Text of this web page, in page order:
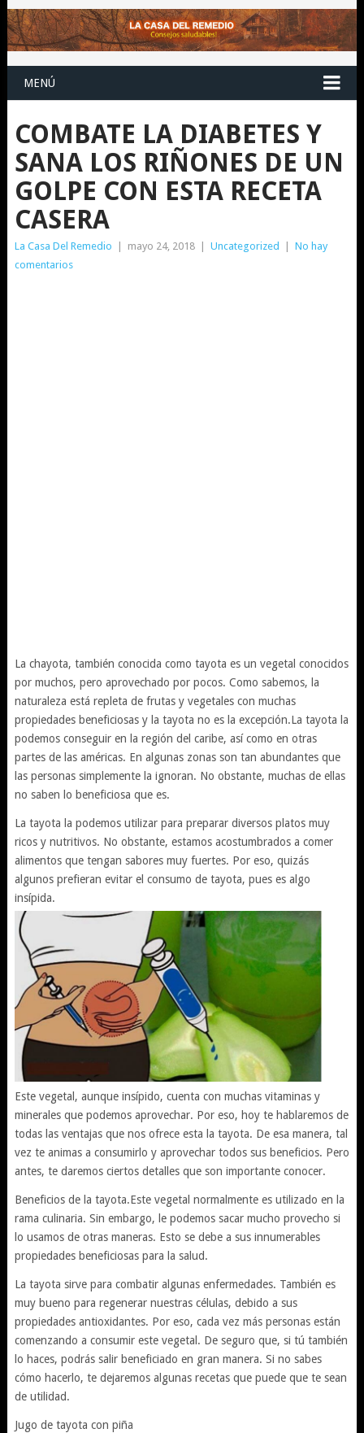
MENÚ
COMBATE LA DIABETES Y
SANA LOS RIÑONES DE UN
GOLPE CON ESTA RECETA
CASERA
La Casa Del Remedio mayo 24, 2018 Uncategorized
No hay
comentarios
La chayota, también conocida como tayota es un vegetal conocidos
por muchos, pero aprovechado por pocos. Como sabemos, la
naturaleza está repleta de frutas y vegetales con muchas
propiedades beneficiosas y la tayota no es la excepción.La tayota la
podemos conseguir en la región del caribe, así como en otras
partes de las américas. En algunas zonas son tan abundantes que
las personas simplemente la ignoran. No obstante, muchas de ellas
no saben lo beneficiosa que es.
La tayota la podemos utilizar para preparar diversos platos muy
ricos y nutritivos. No obstante, estamos acostumbrados a comer
alimentos que tengan sabores muy fuertes. Por eso, quizás
algunos prefieran evitar el consumo de tayota, pues es algo
insípida.
Este vegetal, aunque insípido, cuenta con muchas vitaminas y
minerales que podemos aprovechar. Por eso, hoy te hablaremos de
todas las ventajas que nos ofrece esta la tayota. De esa manera, tal
vez te animas a consumirlo y aprovechar todos sus beneficios. Pero
antes, te daremos ciertos detalles que son importante conocer.
Beneficios de la tayota.Este vegetal normalmente es utilizado en la
rama culinaria. Sin embargo, le podemos sacar mucho provecho si
lo usamos de otras maneras. Esto se debe a sus innumerables
propiedades beneficiosas para la salud.
La tayota sirve para combatir algunas enfermedades. También es
muy bueno para regenerar nuestras células, debido a sus
propiedades antioxidantes. Por eso, cada vez más personas están
comenzando a consumir este vegetal. De seguro que, si tú también
lo haces, podrás salir beneficiado en gran manera. Si no sabes
cómo hacerlo, te dejaremos algunas recetas que puede que te sean
de utilidad.
Jugo de tayota con piña